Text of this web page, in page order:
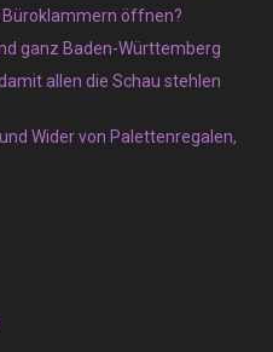
Büroklammern öffnen?
ganz Baden-Württemberg
allen die Schau stehlen
Wider von Palettenregalen,